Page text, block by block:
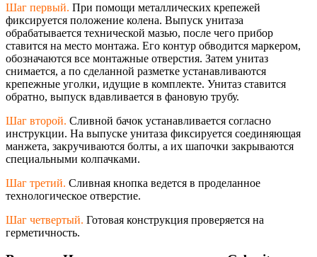
Шаг первый. При помощи металлических крепежей
фиксируется положение колена. Выпуск унитаза
обрабатывается технической мазью, после чего прибор
ставится на место монтажа. Его контур обводится маркером,
обозначаются все монтажные отверстия. Затем унитаз
снимается, а по сделанной разметке устанавливаются
крепежные уголки, идущие в комплекте. Унитаз ставится
обратно, выпуск вдавливается в фановую трубу.
Шаг второй. Сливной бачок устанавливается согласно
инструкции. На выпуске унитаза фиксируется соединяющая
манжета, закручиваются болты, а их шапочки закрываются
специальными колпачками.
Шаг третий. Сливная кнопка ведется в проделанное
технологическое отверстие.
Шаг четвертый. Готовая конструкция проверяется на
герметичность.